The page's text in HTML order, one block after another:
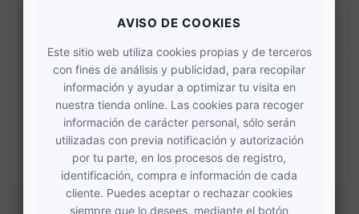
Pelador horizontal con
filo de sierra para...
4,75 €
COMPRAR
Pelador Arcos 600044
5,00 €
COMPRAR